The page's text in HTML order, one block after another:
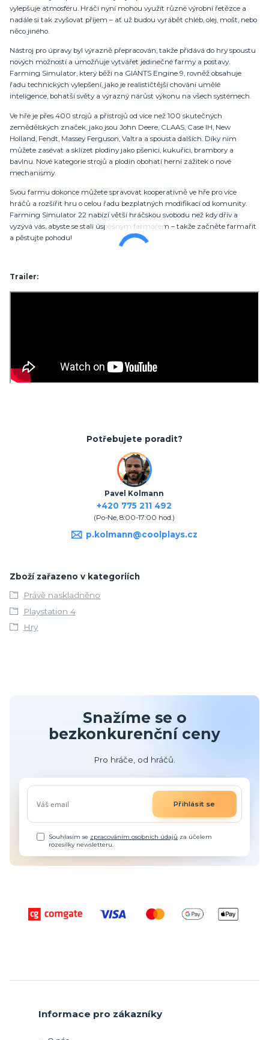
vylepšuje atmosféru. Hráči nyní mohou využít různé výrobní řetězce a
nadále si tak zvyšovat příjem – ať už budou vyrábět chléb, olej, mošt, nebo
něco jiného.
Nástroj pro úpravy byl výrazně přepracován, takže přidává do hry spoustu
nových možností a umožňuje vytvářet jedinečné farmy a postavy.
Farming Simulator, který běží na GIANTS Engine 9, rovněž obsahuje
řadu technických vylepšení, jako je realističtější chování umělé
inteligence, bohatší světy a výrazný nárůst výkonu na všech systémech.
Ve hře je přes 400 strojů a přístrojů od více než 100 skutečných
zemědělských značek, jako jsou John Deere, CLAAS, Case IH, New
Holland, Fendt, Massey Ferguson, Valtra a spousta dalších. Díky nim
můžete zasévat a sklízet plodiny jako pšenici, kukuřici, brambory a
bavlnu. Nové kategorie strojů a plodin obohatí herní zážitek o nové
mechanismy.
Svou farmu dokonce můžete spravovat kooperativně ve hře pro více
hráčů a rozšířit hru o celou řadu bezplatných modifikací od komunity.
Farming Simulator 22 nabízí větší hráčskou svobodu než kdy dřív a
vyzývá vás, abyste se stali úspěšným farmářem – takže začněte farmařit
a pěstujte pohodu!
Trailer:
Potřebujete poradit?
Pavel Kolmann
+420 775 211 492
(Po-Ne, 8:00-17:00 hod.)
p.kolmann@coolplays.cz
Zboží zařazeno v kategoriích
Právě naskladněno
Playstation 4
Hry
Snažíme se o
bezkonkurenční ceny
Pro hráče, od hráčů.
Přihlásit se
Souhlasím se zpracováním osobních údajů za účelem
rozesílky newsletteru.
Informace pro zákazníky